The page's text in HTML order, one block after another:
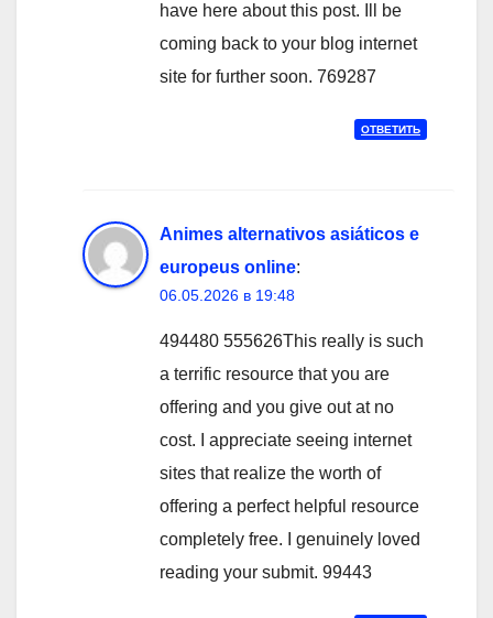
have here about this post. Ill be
coming back to your blog internet
site for further soon. 769287
ОТВЕТИТЬ
Animes alternativos asiáticos e
europeus online:
06.05.2026 в 19:48
494480 555626This really is such
a terrific resource that you are
offering and you give out at no
cost. I appreciate seeing internet
sites that realize the worth of
offering a perfect helpful resource
completely free. I genuinely loved
reading your submit. 99443